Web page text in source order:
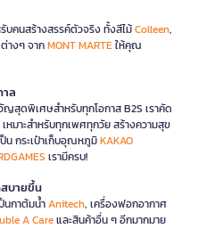
บคนสร้างสรรค์ตัวจริง ทั้งสีไม้Colleen,
างๆ จากMONT MARTEให้คุณ
ล
สุดพิเศษสำหรับทุกโอกาส B2S เราคัด
หมาะสำหรับทุกเพศทุกวัย สร้างความสุข
น กระเป๋าเก็บอุณหภูมิKAKAO
เรามีครบ!
สบายขึ้น
นกาต้มน้ำAnitech, เครื่องฟอกอากาศ
A Careและสินค้าอื่น ๆ อีกมากมาย